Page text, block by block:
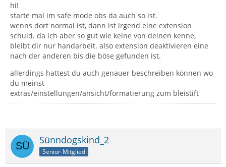
hi!
starte mal im safe mode obs da auch so ist.
wenns dort normal ist, dann ist irgend eine extension
schuld. da ich aber so gut wie keine von deinen kenne,
bleibt dir nur handarbeit. also extension deaktivieren eine
nach der anderen bis die böse gefunden ist.
allerdings hättest du auch genauer beschreiben können wo
du meinst
extras/einstellungen/ansicht/formatierung zum bleistift
Sünndogskind_2
Senior-Mitglied